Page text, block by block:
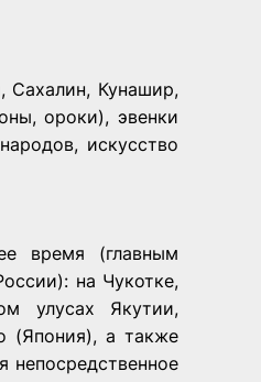
Сахалин, Кунашир,
ороки), эвенки
искусство
время (главным
на Чукотке,
улусах Якутии,
(Япония), а также
непосредственное